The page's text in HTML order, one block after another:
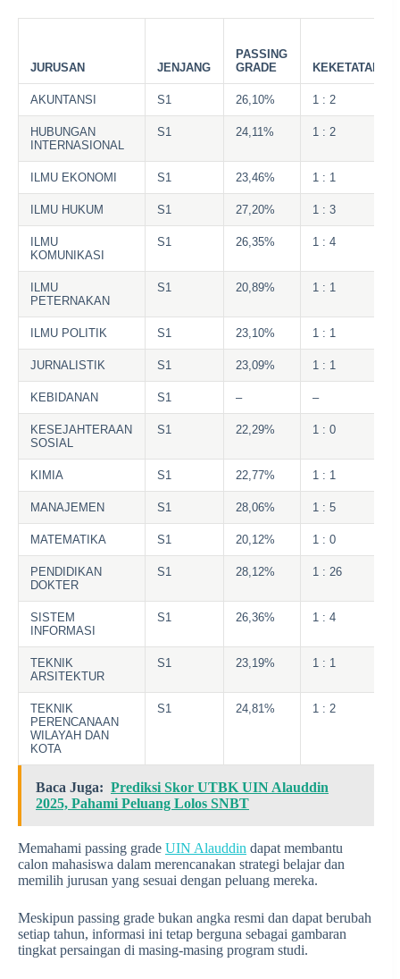
JURUSAN JENJANG
PASSING
GRADE
KEKETATAN
AKUNTANSI S1 26,10% 1 : 2
HUBUNGAN
INTERNASIONAL
S1 24,11% 1 : 2
ILMU EKONOMI S1 23,46% 1 : 1
ILMU HUKUM S1 27,20% 1 : 3
ILMU
KOMUNIKASI
S1 26,35% 1 : 4
ILMU
PETERNAKAN
S1 20,89% 1 : 1
ILMU POLITIK S1 23,10% 1 : 1
JURNALISTIK S1 23,09% 1 : 1
KEBIDANAN S1 – –
KESEJAHTERAAN
SOSIAL
S1 22,29% 1 : 0
KIMIA S1 22,77% 1 : 1
MANAJEMEN S1 28,06% 1 : 5
MATEMATIKA S1 20,12% 1 : 0
PENDIDIKAN
DOKTER
S1 28,12% 1 : 26
SISTEM
INFORMASI
S1 26,36% 1 : 4
TEKNIK
ARSITEKTUR
S1 23,19% 1 : 1
TEKNIK
PERENCANAAN
WILAYAH DAN
KOTA
S1 24,81% 1 : 2
Baca Juga: Prediksi Skor UTBK UIN Alauddin
2025, Pahami Peluang Lolos SNBT
Memahami passing grade UIN Alauddin dapat membantu
calon mahasiswa dalam merencanakan strategi belajar dan
memilih jurusan yang sesuai dengan peluang mereka.
Meskipun passing grade bukan angka resmi dan dapat berubah
setiap tahun, informasi ini tetap berguna sebagai gambaran
tingkat persaingan di masing-masing program studi.